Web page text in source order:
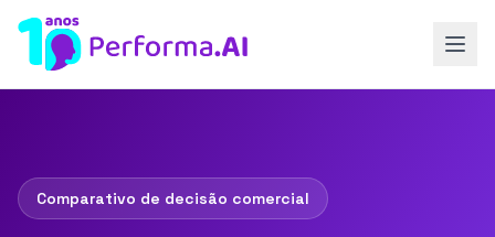
Comparativo de decisão comercial